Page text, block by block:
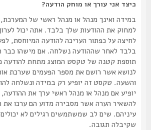
כיצד אני עורך או מוחק הודעה?
במידה ואינך מנהל או מנהל ראשי של המערכת,
למחוק את ההודעות שלך בלבד. אתה יכול לערוך
לחיצה על כפתור העריכה להודעה המיוחסת,
בלבד לאחר שההודעה נשלחה. אם מישהו כבר
תוספת קטנה של טקסט המוצג מתחת להודעה
לנושא אשר רושם את מספר הפעמים שערכת אותה
והשעה. טקסט זה יופיע רק במידה ונשלחה להודעה
יופיע אם מנהל או מנהל ראשי ערך את ההודעה, אך
להשאיר הערה אשר מסבירה מדוע הם ערכו את
עיניהם. שים לב שמשתמשים רגילים לא יכולים
שקיבלה תגובה.